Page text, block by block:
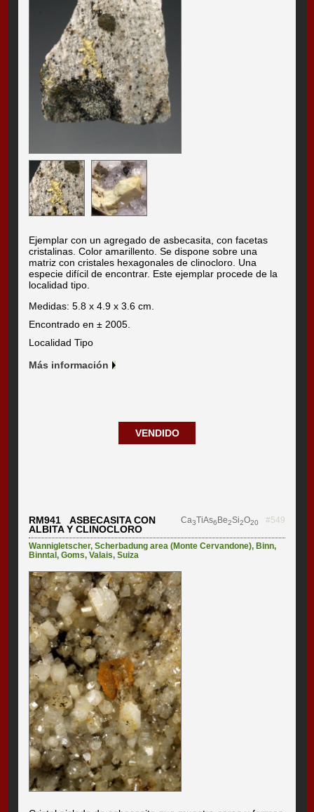
Ejemplar con un agregado de asbecasita, con facetas
cristalinas. Color amarillento. Se dispone sobre una
matriz con cristales hexagonales de clinocloro. Una
especie difícil de encontrar. Este ejemplar procede de la
localidad tipo.
Medidas: 5.8 x 4.9 x 3.6 cm.
Encontrado en ± 2005.
Localidad Tipo
Más información
VENDIDO
RM941 ASBECASITA CON
ALBITA Y CLINOCLORO
Ca3TiAs6Be2Si2O20 #549
Wannigletscher,Scherbadung area (Monte Cervandone),Binn,
Binntal,Goms,Valais,Suiza